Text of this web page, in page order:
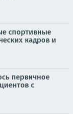
спортивные
кадров и
первичное
с